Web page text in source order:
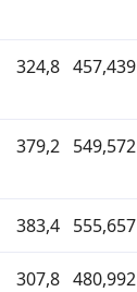
324,8 457,439
379,2 549,572
383,4 555,657
307,8 480,992